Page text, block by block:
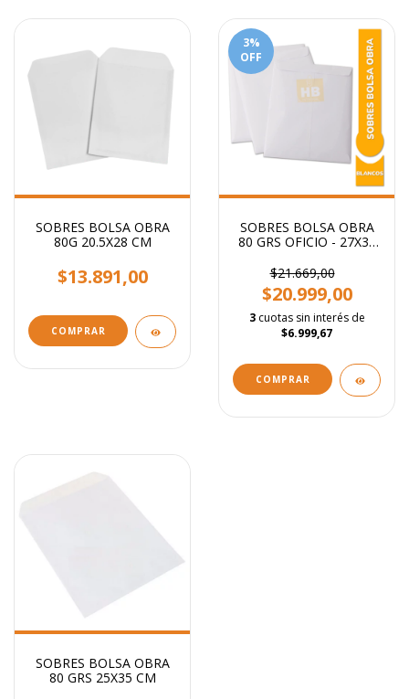
SOBRES BOLSA OBRA
80G 20.5X28 CM
$13.891,00
COMPRAR
3%
OFF
SOBRES BOLSA OBRA
80 GRS OFICIO - 27X37
$21.669,00
$20.999,00
3 cuotas sin interés de
$6.999,67
COMPRAR
SOBRES BOLSA OBRA
80 GRS 25X35 CM